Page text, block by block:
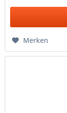
Merken